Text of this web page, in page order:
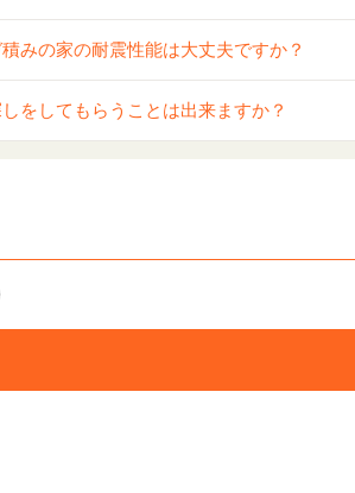
みの家の耐震性能は大丈夫ですか？
をしてもらうことは出来ますか？